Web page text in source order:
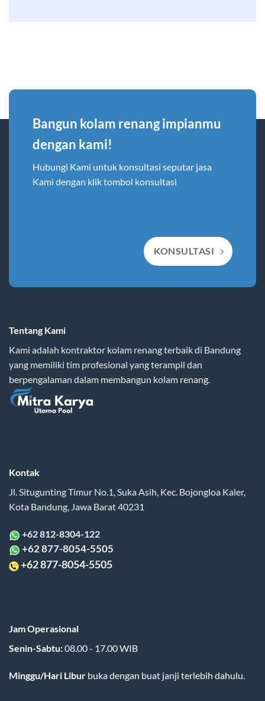
Bangun kolam renang impianmu
dengan kami!
Hubungi Kami untuk konsultasi seputar jasa
Kami dengan klik tombol konsultasi
KONSULTASI
Tentang Kami
Kami adalah kontraktor kolam renang terbaik di Bandung
yang memiliki tim profesional yang terampil dan
berpengalaman dalam membangun kolam renang.
Kontak
Jl. Situgunting Timur No.1, Suka Asih, Kec. Bojongloa Kaler,
Kota Bandung, Jawa Barat 40231
+62 812-8304-122
+62 877-8054-5505
+62 877-8054-5505
Jam Operasional
Senin-Sabtu:08.00 - 17.00 WIB
Minggu/Hari Libur buka dengan buat janji terlebih dahulu.